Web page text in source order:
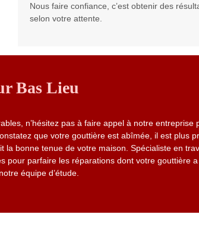
Nous faire confiance, c’est obtenir des
selon votre attente.
Bas Lieu
n’hésitez pas à faire appel à notre entreprise
que votre gouttière est abîmée, il est plus
la bonne tenue de votre maison. Spécialiste en
pour parfaire les réparations dont votre gouttière
équipe d’étude.